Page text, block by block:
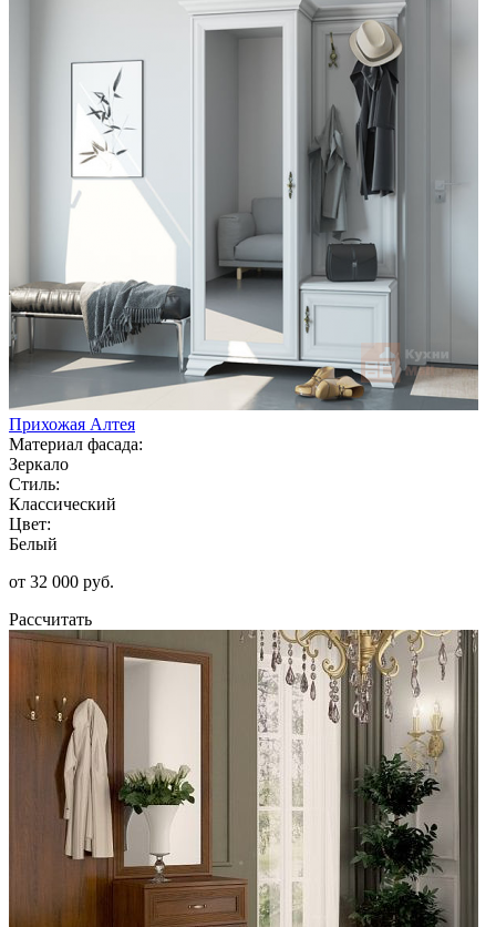
Прихожая Алтея
Материал фасада:
Зеркало
Стиль:
Классический
Цвет:
Белый
от 32 000 руб.
Рассчитать